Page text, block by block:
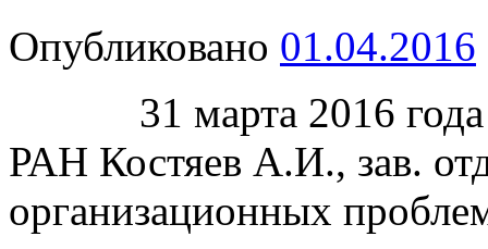
Опубликовано 01.04.2016
31 марта 2016 года
РАН Костяев А.И., зав.
организационных